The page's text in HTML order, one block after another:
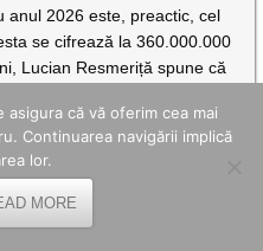
anul 2026 este, preactic, cel
se cifrează la 360.000.000
Lucian Resmeriță spune că
PARC
că vă oferim cea mai
Continuarea navigării implică
lor.
MORE